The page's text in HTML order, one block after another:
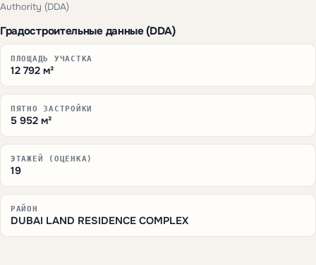
Authority (DDA)
Градостроительные данные (DDA)
ПЛОЩАДЬ УЧАСТКА
12 792 м²
ПЯТНО ЗАСТРОЙКИ
5 952 м²
ЭТАЖЕЙ (ОЦЕНКА)
19
РАЙОН
DUBAI LAND RESIDENCE COMPLEX